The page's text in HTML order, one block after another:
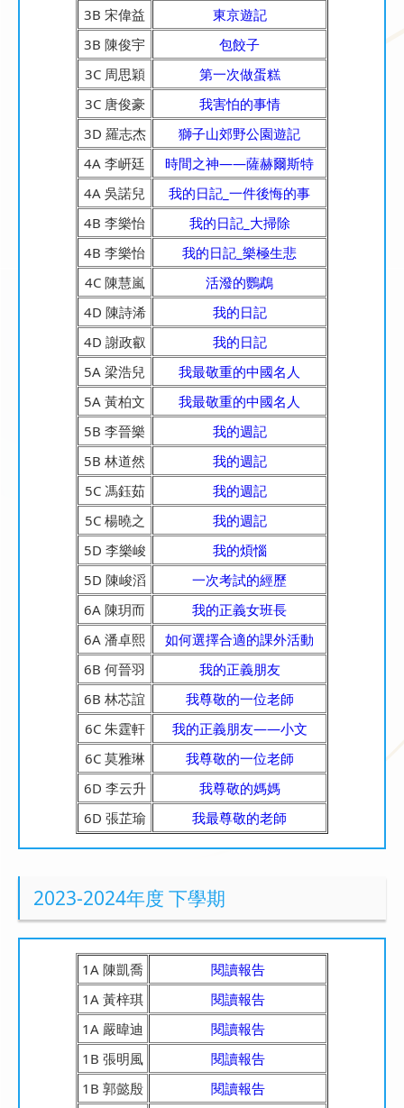
3B 宋偉益
東京遊記
3B 陳俊宇
包餃子
3C 周思穎
第一次做蛋糕
3C 唐俊豪
我害怕的事情
3D 羅志杰
獅子山郊野公園遊記
4A 李岍廷
時間之神——薩赫爾斯特
4A 吳諾兒
我的日記_一件後悔的事
4B 李樂怡
我的日記_大掃除
4B 李樂怡
我的日記_樂極生悲
4C 陳慧嵐
活潑的鸚鵡
4D 陳詩浠
我的日記
4D 謝政叡
我的日記
5A 梁浩兒
我最敬重的中國名人
5A 黃柏文
我最敬重的中國名人
5B 李晉樂
我的週記
5B 林道然
我的週記
5C 馮鈺茹
我的週記
5C 楊曉之
我的週記
5D 李樂峻
我的煩惱
5D 陳峻滔
一次考試的經歷
6A 陳玥而
我的正義女班長
6A 潘卓熙
如何選擇合適的課外活動
6B 何晉羽
我的正義朋友
6B 林芯誼
我尊敬的一位老師
6C 朱霆軒
我的正義朋友——小文
6C 莫雅琳
我尊敬的一位老師
6D 李云升
我尊敬的媽媽
6D 張芷瑜
我最尊敬的老師
2023-2024年度 下學期
1A 陳凱喬
閱讀報告
1A 黃梓琪
閱讀報告
1A 嚴暐迪
閱讀報告
1B 張明風
閱讀報告
1B 郭懿殷
閱讀報告